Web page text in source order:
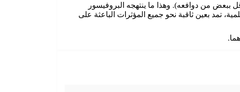
ببعض من دوافعه). وهذا ما ينتهجه البروفيسور
تمد بعين ثاقبة نحو جميع المؤثرات الباعثة على